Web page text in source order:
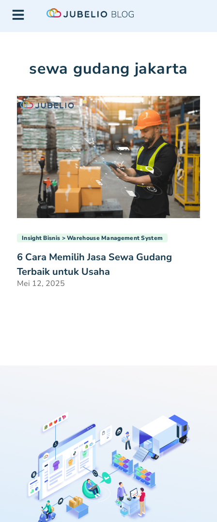
sewa gudang jakarta
Insight Bisnis Warehouse Management System
6 Cara Memilih Jasa Sewa Gudang
Terbaik untuk Usaha
Mei 12, 2025